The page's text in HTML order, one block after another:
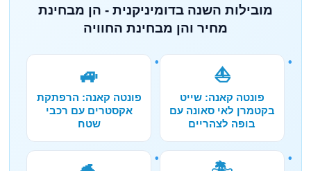
מובילות השנה בדומיניקנית - הן מבחינת
מחיר והן מבחינת החוויה
⛵
פונטה קאנה: שייט
בקטמרן לאי סאונה עם
בופה לצהריים
🚙
פונטה קאנה: הרפתקת
אקסטרים עם רכבי
שטח